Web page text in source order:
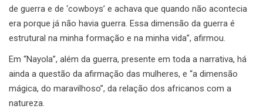
de guerra e de ‘cowboys’ e achava que quando não acontecia
era porque já não havia guerra. Essa dimensão da guerra é
estrutural na minha formação e na minha vida”, afirmou.
Em “Nayola”, além da guerra, presente em toda a narrativa, há
ainda a questão da afirmação das mulheres, e “a dimensão
mágica, do maravilhoso”, da relação dos africanos com a
natureza.